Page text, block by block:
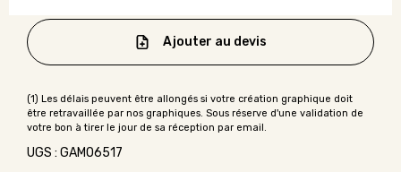
Ajouter au devis
UGS : GAMO6517